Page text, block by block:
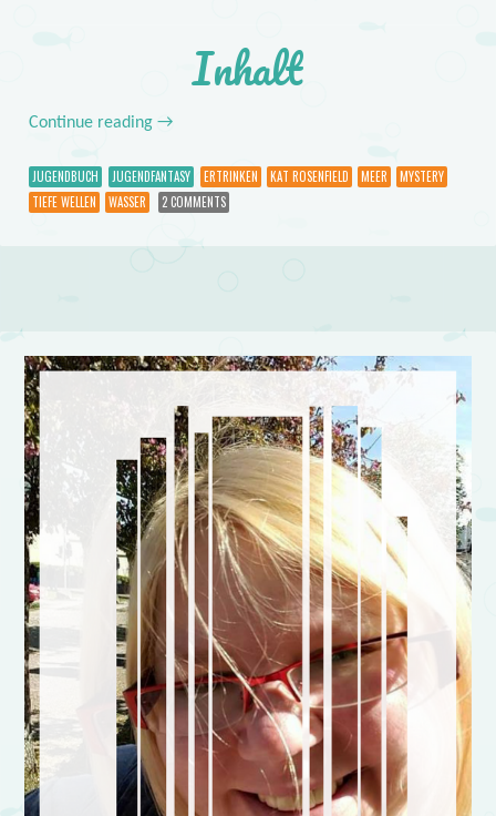
Inhalt
Continue reading →
JUGENDBUCH JUGENDFANTASY ERTRINKEN KAT ROSENFIELD MEER
MYSTERY
TIEFE WELLEN
WASSER 2 COMMENTS
Post navigation